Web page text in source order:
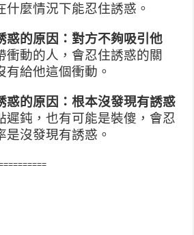
什麼情況下能忍住誘惑。
惑的原因：對方不夠吸引他
衝動的人，會忍住誘惑的關
有給他這個衝動。
惑的原因：根本沒發現有誘惑
遲鈍，也有可能是裝傻，會忍
是沒發現有誘惑。